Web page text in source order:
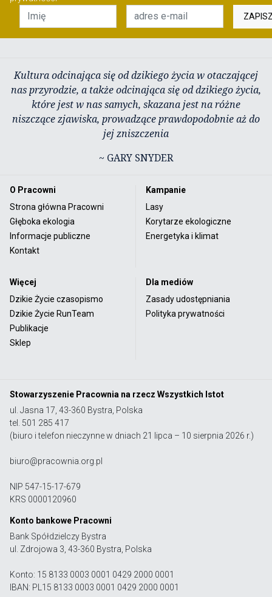
Kultura odcinająca się od dzikiego życia w otaczającej
nas przyrodzie, a także odcinająca się od dzikiego życia,
które jest w nas samych, skazana jest na różne
niszczące zjawiska, prowadzące prawdopodobnie aż do
jej zniszczenia
~ GARY SNYDER
O Pracowni
Strona główna Pracowni
Głęboka ekologia
Informacje publiczne
Kontakt
Kampanie
Lasy
Korytarze ekologiczne
Energetyka i klimat
Więcej
Dzikie Życie czasopismo
Dzikie Życie RunTeam
Publikacje
Sklep
Dla mediów
Zasady udostępniania
Polityka prywatności
Stowarzyszenie Pracownia na rzecz Wszystkich Istot
ul. Jasna 17, 43-360 Bystra, Polska
tel. 501 285 417
(biuro i telefon nieczynne w dniach 21 lipca – 10 sierpnia 2026 r.)
biuro@pracownia.org.pl
NIP 547-15-17-679
KRS 0000120960
Konto bankowe Pracowni
Bank Spółdzielczy Bystra
ul. Zdrojowa 3, 43-360 Bystra, Polska
Konto: 15 8133 0003 0001 0429 2000 0001
IBAN: PL15 8133 0003 0001 0429 2000 0001